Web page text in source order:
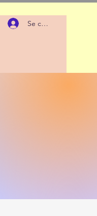
Se connecter